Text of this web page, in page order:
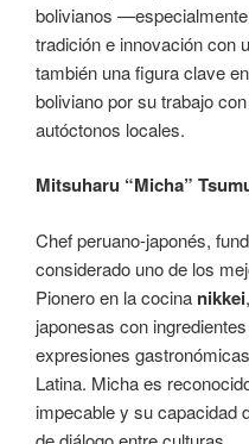
bolivianos
tradición e innovación con
también una figura clave
boliviano por su trabajo
autóctonos locales.
Mitsuharu “Micha”
Chef peruano-japonés,
considerado uno de los
Pionero en la cocina nikkei
japonesas con
expresiones
Latina. Micha es
impecable y su capacidad